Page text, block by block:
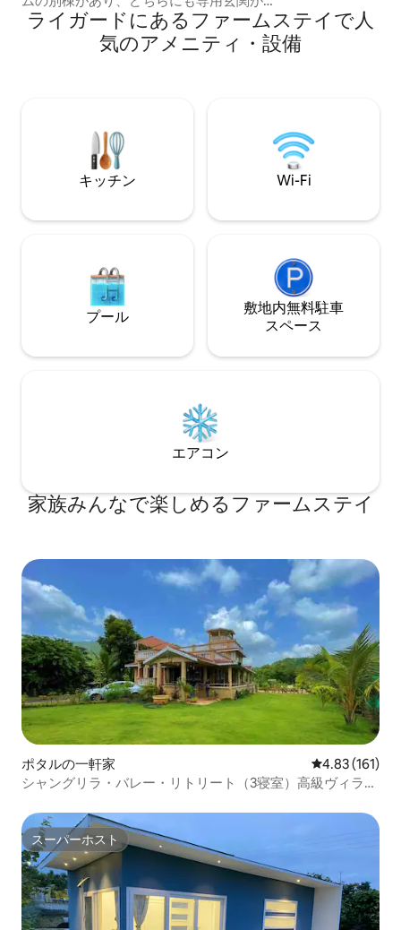
あります。両フロアとも同じタイプのゲ
ストをお迎えしております。緑豊かなイ
チゴ農園に囲まれ、広大な渓谷の景色を
ートな環境でありながら、マハバレシュ
ワーの町の近くで便利な場所にありま
たオープンエリア
と自然との交わり
トックスに理想
ライガードにあるファームステイで人
気のアメニティ・設備
キッチン Wi-Fi
プール
敷地内無料駐⁠車
ス⁠ペ⁠ー⁠ス
エアコン
家族みんなで楽しめるファームステイ
ポタルの一軒家 レビュー161
4.83 (161)
シャングリラ・バレー・リトリート（3寝室）高級ヴィラ、
スーパーホスト
スーパーホスト